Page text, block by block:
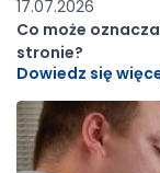
17.07.2026
Co może
stronie?
Dowiedz się